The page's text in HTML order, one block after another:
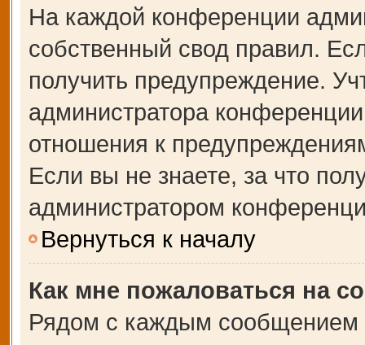
На каждой конференции
собственный свод правил.
получить предупреждение.
администратора
отношения к
Если вы не знаете, за что
администратором
Вернуться к началу
Как мне пожаловаться на
Рядом с каждым сообщением